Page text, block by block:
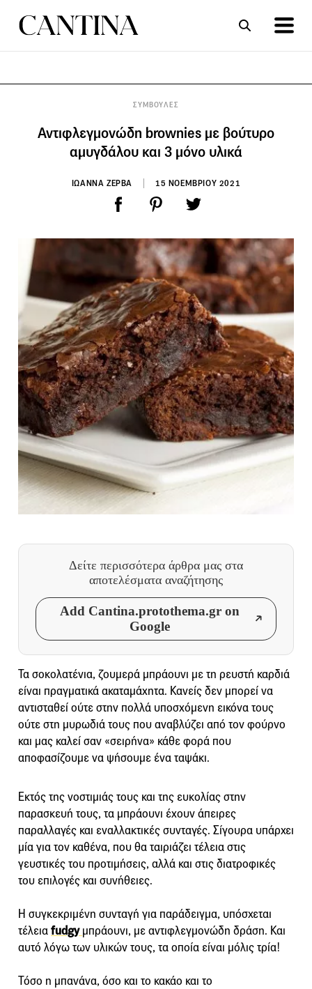
ΣΥΜΒΟΥΛΕΣ
Αντιφλεγμονώδη brownies με βούτυρο
αμυγδάλου και 3 μόνο υλικά
ΙΩΑΝΝΑ ΖΕΡΒΑ 15 ΝΟΕΜΒΡΙΟΥ 2021
Δείτε περισσότερα άρθρα μας στα
αποτελέσματα αναζήτησης
Add Cantina.protothema.gr on
Google
Τα σοκολατένια, ζουμερά μπράουνι με τη ρευστή καρδιά
είναι πραγματικά ακαταμάχητα. Κανείς δεν μπορεί να
αντισταθεί ούτε στην πολλά υποσχόμενη εικόνα τους
ούτε στη μυρωδιά τους που αναβλύζει από τον φούρνο
και μας καλεί σαν «σειρήνα» κάθε φορά που
αποφασίζουμε να ψήσουμε ένα ταψάκι.
Εκτός της νοστιμιάς τους και της ευκολίας στην
παρασκευή τους, τα μπράουνι έχουν άπειρες
παραλλαγές και εναλλακτικές συνταγές. Σίγουρα υπάρχει
μία για τον καθένα, που θα ταιριάζει τέλεια στις
γευστικές του προτιμήσεις, αλλά και στις διατροφικές
του επιλογές και συνήθειες.
Η συγκεκριμένη συνταγή για παράδειγμα, υπόσχεται
τέλειαfudgyμπράουνι, με αντιφλεγμονώδη δράση. Και
αυτό λόγω των υλικών τους, τα οποία είναι μόλις τρία!
Τόσο η μπανάνα, όσο και το κακάο και το